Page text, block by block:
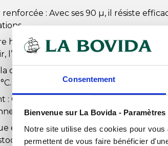
Consentement
Bienvenue sur La Bovida -
Notre site utilise des cookies pour
permettent de vous faire bénéficier
renforcée : Avec ses 90 µ, il résiste
hermétique : Soudure sur 3 côtés
l’humidité et les bactéries.
congélation : Supporte des
: Compatible avec les appareils sous
et transparent : Permet une